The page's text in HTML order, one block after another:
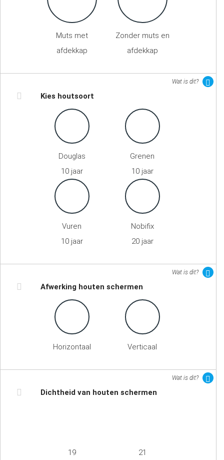
Muts met
afdekkap
Zonder muts en
afdekkap
Wat is dit?
Kies houtsoort
Douglas
10 jaar
Grenen
10 jaar
Vuren
10 jaar
Nobifix
20 jaar
Wat is dit?
Afwerking houten schermen
Horizontaal Verticaal
Wat is dit?
Dichtheid van houten schermen
19 21